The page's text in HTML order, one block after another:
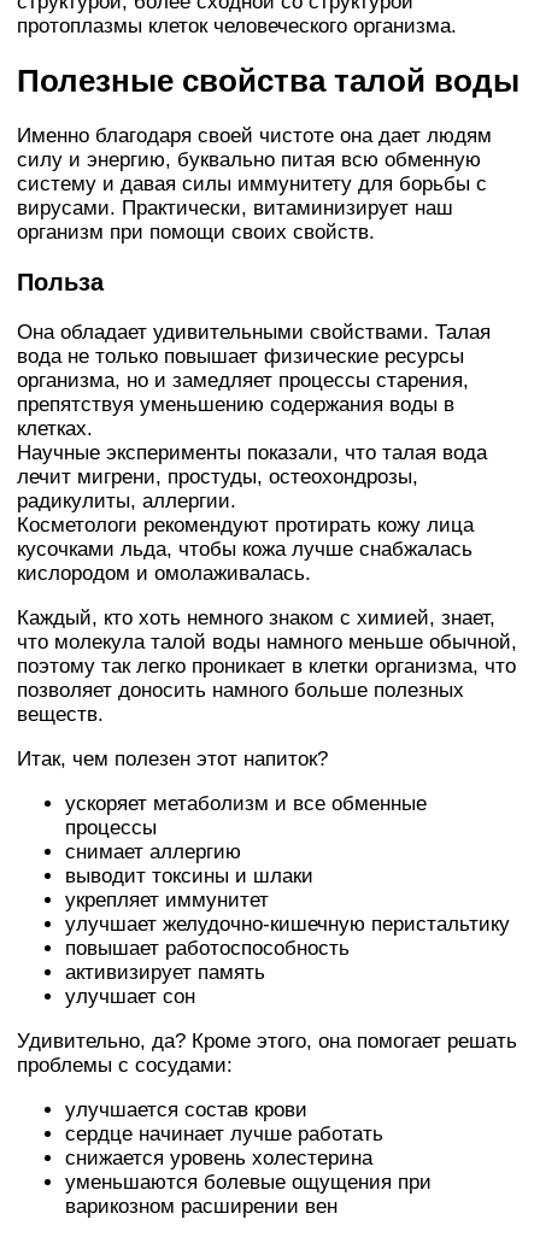
протоплазмы клеток человеческого организма.
Полезные свойства талой воды
Именно благодаря своей чистоте она дает людям
силу и энергию, буквально питая всю обменную
систему и давая силы иммунитету для борьбы с
вирусами. Практически, витаминизирует наш
организм при помощи своих свойств.
Польза
Она обладает удивительными свойствами. Талая
вода не только повышает физические ресурсы
организма, но и замедляет процессы старения,
препятствуя уменьшению содержания воды в
клетках.
Научные эксперименты показали, что талая вода
лечит мигрени, простуды, остеохондрозы,
радикулиты, аллергии.
Косметологи рекомендуют протирать кожу лица
кусочками льда, чтобы кожа лучше снабжалась
кислородом и омолаживалась.
Каждый, кто хоть немного знаком с химией, знает,
что молекула талой воды намного меньше обычной,
поэтому так легко проникает в клетки организма, что
позволяет доносить намного больше полезных
веществ.
Итак, чем полезен этот напиток?
ускоряет метаболизм и все обменные
процессы
снимает аллергию
выводит токсины и шлаки
укрепляет иммунитет
улучшает желудочно-кишечную перистальтику
повышает работоспособность
активизирует память
улучшает сон
Удивительно, да? Кроме этого, она помогает решать
проблемы с сосудами:
улучшается состав крови
сердце начинает лучше работать
снижается уровень холестерина
уменьшаются болевые ощущения при
варикозном расширении вен